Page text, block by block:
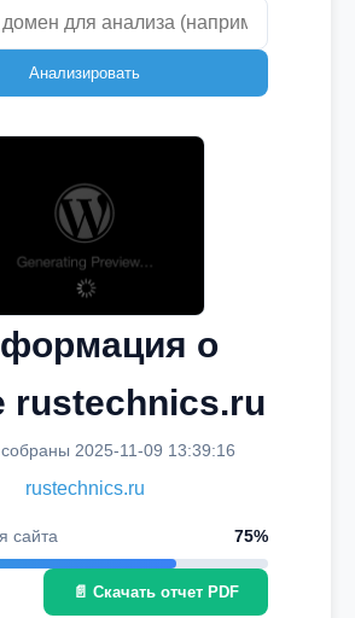
Анализировать
о
rustechnics.ru
2025-11-09 13:39:16
rustechnics.ru
сайта 75%
📄 Скачать отчет PDF